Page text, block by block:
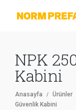
NPK
Kabini
Anasayfa Ürünler
Güvenlik Kabini